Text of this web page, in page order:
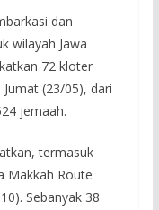
dan
wilayah Jawa
72 kloter
(23/05), dari
jemaah.
termasuk
Makkah Route
Sebanyak 38